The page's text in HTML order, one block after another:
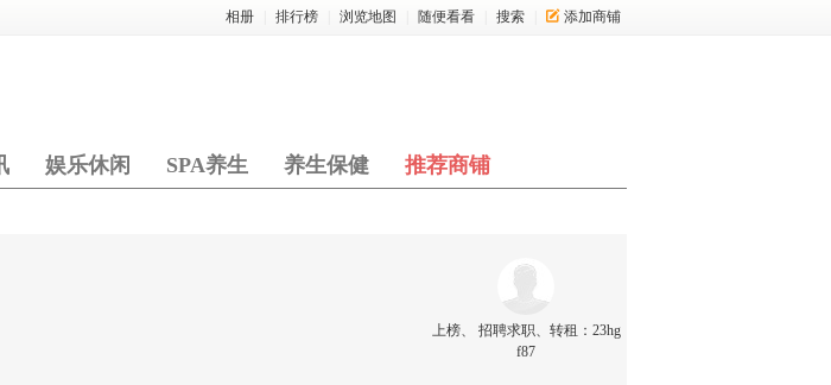
相册 排行榜 浏览地图 随便看看 搜索 添加商铺
娱乐休闲 SPA养生 养生保健 推荐商铺
上榜、 招聘求职、转租： 23hg
f87